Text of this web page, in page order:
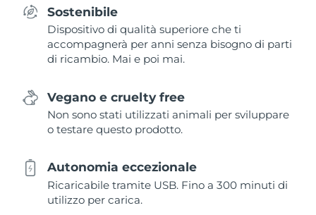
Sostenibile
Dispositivo di qualità superiore che ti
accompagnerà per anni senza bisogno di parti
di ricambio. Mai e poi mai.
Vegano e cruelty free
Non sono stati utilizzati animali per sviluppare
o testare questo prodotto.
Autonomia eccezionale
Ricaricabile tramite USB. Fino a 300 minuti di
utilizzo per carica.